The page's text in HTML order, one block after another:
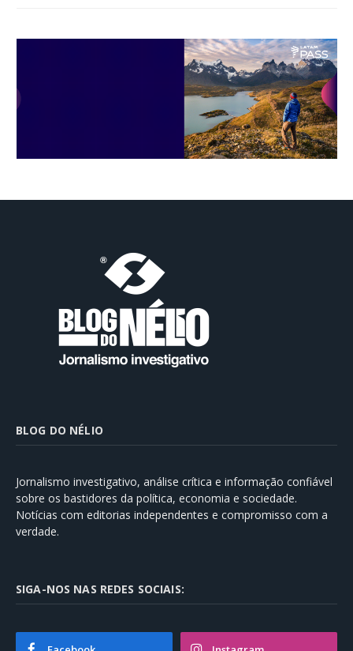
BLOG DO NÉLIO
Jornalismo investigativo, análise crítica e informação confiável
sobre os bastidores da política, economia e sociedade.
Notícias com editorias independentes e compromisso com a
verdade.
SIGA-NOS NAS REDES SOCIAIS: